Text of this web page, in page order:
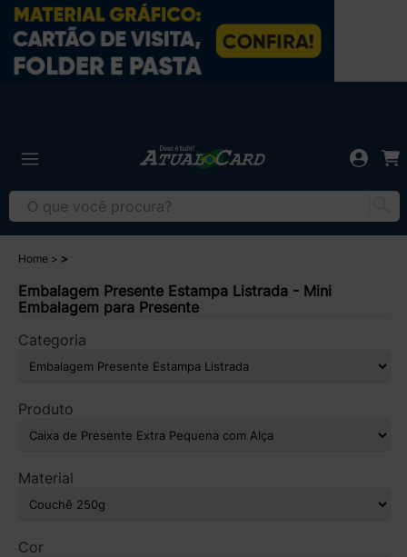
Home
Embalagem Presente Estampa Listrada - Mini
Embalagem para Presente
Categoria
Produto
Material
Cor